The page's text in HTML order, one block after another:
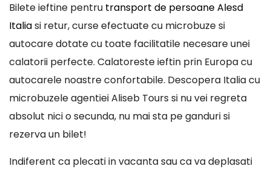
Bilete ieftine pentru transport de persoane Alesd
Italiasi retur, curse efectuate cu microbuze si
autocare dotate cu toate facilitatile necesare unei
calatorii perfecte. Calatoreste ieftin prin Europa cu
autocarele noastre confortabile. Descopera Italia cu
microbuzele agentiei Aliseb Tours si nu vei regreta
absolut nici o secunda, nu mai sta pe ganduri si
rezerva un bilet!
Indiferent ca plecati in vacanta sau ca va deplasati